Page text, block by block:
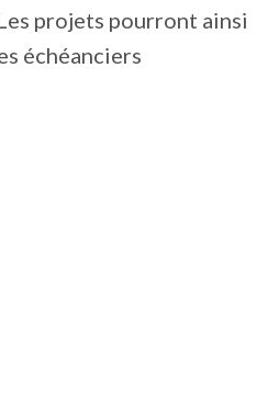
projets pourront ainsi
échéanciers